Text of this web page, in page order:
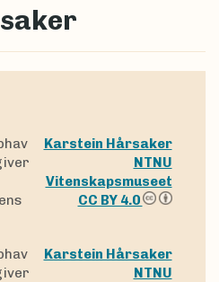
Karstein Hårsaker
NTNU
Vitenskapsmuseet
CC BY 4.0
Karstein Hårsaker
NTNU